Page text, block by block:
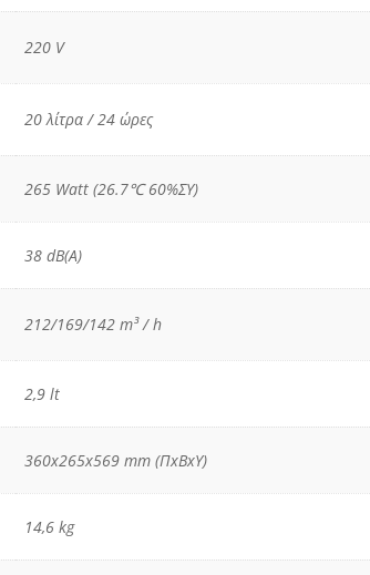
220 V
20 λίτρα / 24 ώρες
265 Watt (26.7℃ 60%ΣΥ)
38 dB(A)
212/169/142 m³ / h
2,9 lt
360x265x569 mm (ΠxΒxΥ)
14,6 kg